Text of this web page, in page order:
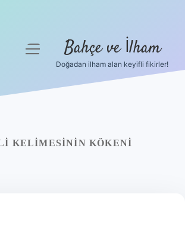
menüyü
Bahçe ve İlham
Doğadan ilham alan keyifli fikirler!
KELIMESININ KÖKENI